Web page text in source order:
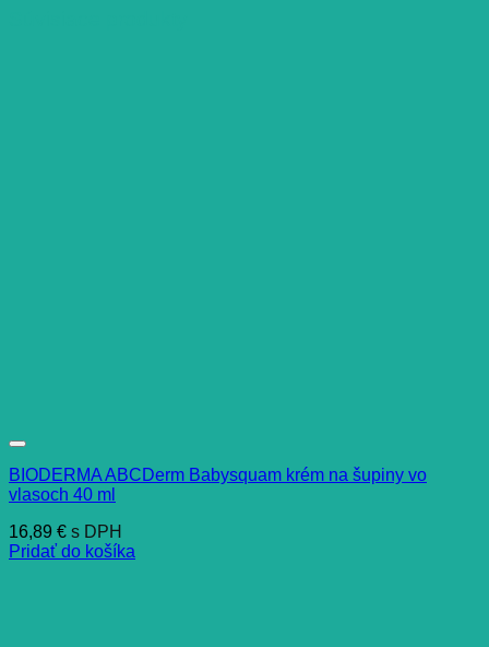
BIODERMA ABCDerm Babysquam krém na šupiny vo
vlasoch 40 ml
16,89 € s DPH
Pridať do košíka